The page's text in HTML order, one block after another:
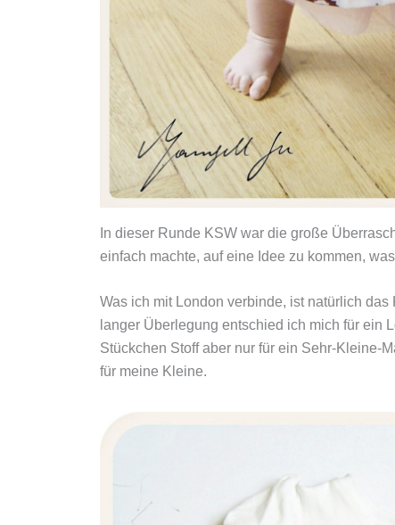
In dieser Runde KSW war die große
einfach machte, auf eine Idee zu kommen,
Was ich mit London verbinde, ist natürlich
langer Überlegung entschied ich mich für ein
Stückchen Stoff aber nur für ein Sehr-Kleine-
für meine Kleine.